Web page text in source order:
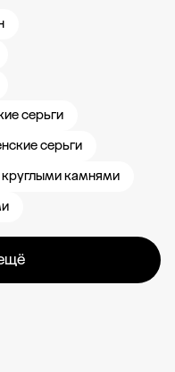
серьги
серьги
круглыми камнями